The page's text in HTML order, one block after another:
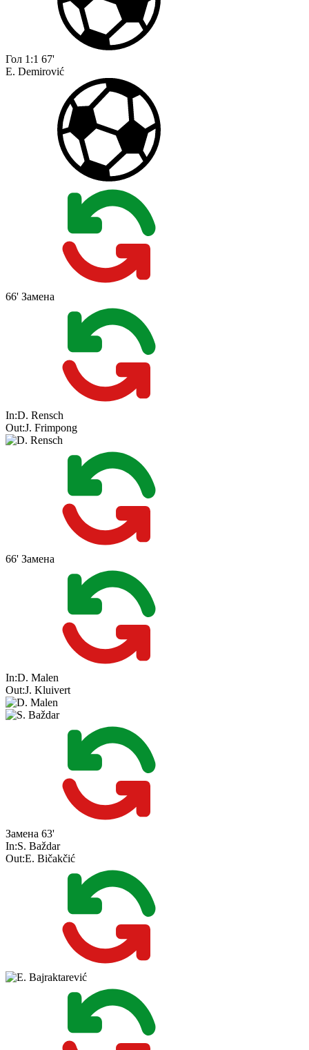
Гол 1:1 67'
E. Demirović
66' Замена
In:D. Rensch
Out:J. Frimpong
66' Замена
In:D. Malen
Out:J. Kluivert
Замена 63'
In:S. Baždar
Out:E. Bičakčić